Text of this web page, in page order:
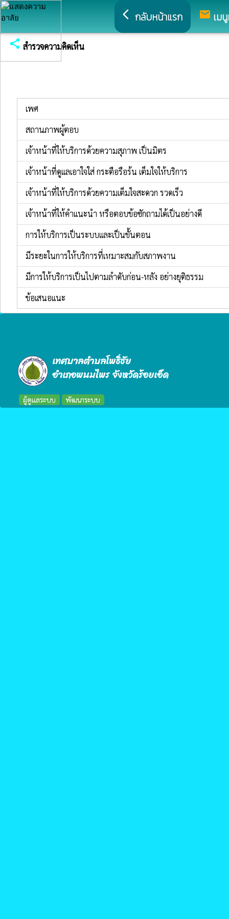
arrow_back_ios กลับหน้าแรก mail เม
share สำรวจความคิดเห็น
เพศ
สถานภาพผู้ตอบ
เจ้าหน้าที่ให้บริการด้วยความสุภาพ เป็นมิตร
เจ้าหน้าที่ดูแลเอาใจใส่ กระตือรือร้น เต็มใจให้บริการ
เจ้าหน้าที่ให้บริการด้วยความเต็มใจสะดวก รวดเร็ว
เจ้าหน้าที่ให้คำแนะนำ หรือตอบข้อซักถามได้เป็นอย่างดี
การให้บริการเป็นระบบและเป็นขั้นตอน
มีระยะในการให้บริการที่เหมาะสมกับสภาพงาน
มีการให้บริการเป็นไปตามลำดับก่อน-หลัง อย่างยุติธรรม
ข้อเสนอแนะ
เทศบาลตำบลโพธิ์ชัย
อำเภอพนมไพร จังหวัดร้อยเอ็ด
ผู้ดูแลระบบ พัฒนาระบบ